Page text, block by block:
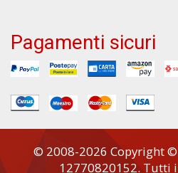
Pagamenti sicuri
© 2008-2026 Copyright ©
12770820152. Tutti